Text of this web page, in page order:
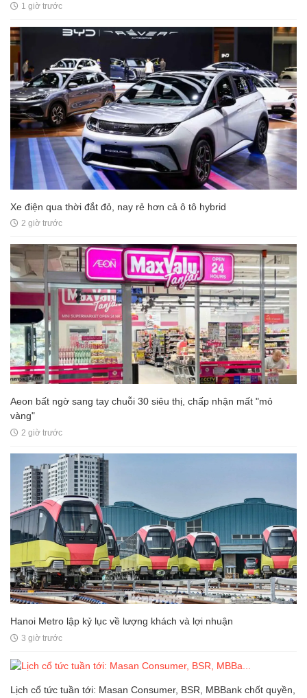
1 giờ trước
Xe điện qua thời đắt đỏ, nay rẻ hơn cả ô tô hybrid
2 giờ trước
Aeon bất ngờ sang tay chuỗi 30 siêu thị, chấp nhận mất "mỏ
vàng"
2 giờ trước
Hanoi Metro lập kỷ lục về lượng khách và lợi nhuận
3 giờ trước
Lịch cổ tức tuần tới: Masan Consumer, BSR, MBBank chốt quyền,